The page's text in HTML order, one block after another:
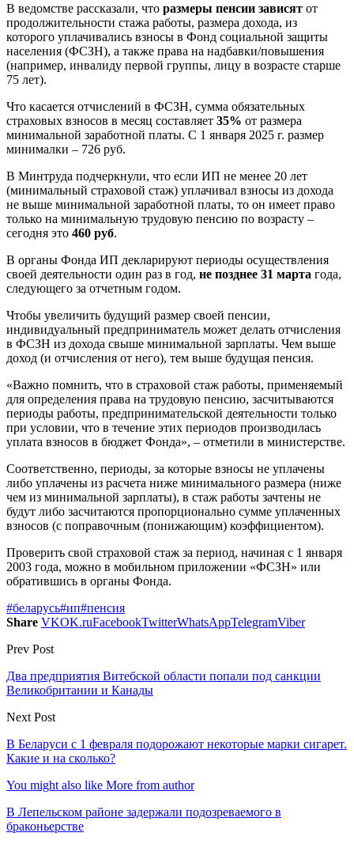
В ведомстве рассказали, что размеры пенсии зависят от
продолжительности стажа работы, размера дохода, из
которого уплачивались взносы в Фонд социальной защиты
населения (ФСЗН), а также права на надбавки/повышения
(например, инвалиду первой группы, лицу в возрасте старше
75 лет).
Что касается отчислений в ФСЗН, сумма обязательных
страховых взносов в месяц составляет 35% от размера
минимальной заработной платы. С 1 января 2025 г. размер
минималки – 726 руб.
В Минтруда подчеркнули, что если ИП не менее 20 лет
(минимальный страховой стаж) уплачивал взносы из дохода
не выше минимальной заработной платы, то он имеет право
только на минимальную трудовую пенсию по возрасту –
сегодня это 460 руб.
В органы Фонда ИП декларируют периоды осуществления
своей деятельности один раз в год, не позднее 31 марта года,
следующего за отчетным годом.
Чтобы увеличить будущий размер своей пенсии,
индивидуальный предприниматель может делать отчисления
в ФСЗН из дохода свыше минимальной зарплаты. Чем выше
доход (и отчисления от него), тем выше будущая пенсия.
«Важно помнить, что в страховой стаж работы, применяемый
для определения права на трудовую пенсию, засчитываются
периоды работы, предпринимательской деятельности только
при условии, что в течение этих периодов производилась
уплата взносов в бюджет Фонда», – отметили в министерстве.
Соответственно, периоды, за которые взносы не уплачены
либо уплачены из расчета ниже минимального размера (ниже
чем из минимальной зарплаты), в стаж работы зачтены не
будут либо засчитаются пропорционально сумме уплаченных
взносов (с поправочным (понижающим) коэффициентом).
Проверить свой страховой стаж за период, начиная с 1 января
2003 года, можно в мобильном приложении «ФСЗН» или
обратившись в органы Фонда.
#беларусь#ип#пенсия
Share VKOK.ruFacebookTwitterWhatsAppTelegramViber
Prev Post
Два предприятия Витебской области попали под санкции
Великобритании и Канады
Next Post
В Беларуси с 1 февраля подорожают некоторые марки сигарет.
Какие и на сколько?
You might also like More from author
В Лепельском районе задержали подозреваемого в
браконьерстве